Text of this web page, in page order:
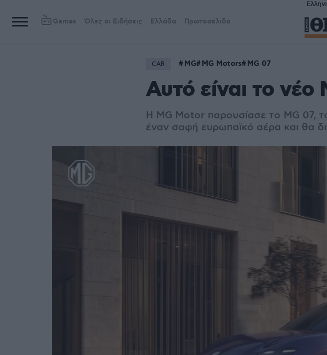
Games Όλες οι Ειδήσεις Ελλάδα Πρωτοσέλιδα
CAR MG MG Motors MG 07
Αυτό είναι το νέο
Η MG Motor παρουσίασε το MG 07,
έναν σαφή ευρωπαϊκό αέρα και θα